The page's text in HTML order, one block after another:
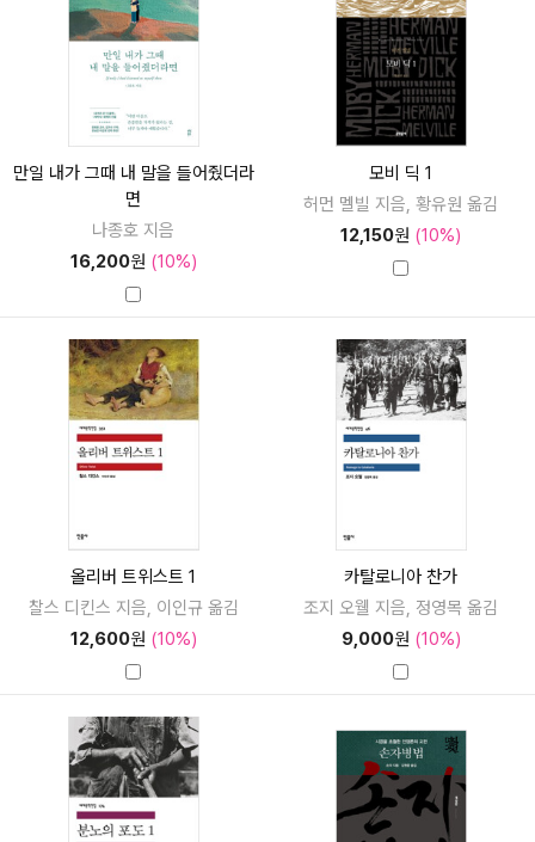
만일 내가 그때 내 말을 들어줬더라
면
나종호 지음
16,200원 (10%)
모비 딕 1
허먼 멜빌 지음, 황유원 옮김
12,150원 (10%)
올리버 트위스트 1
찰스 디킨스 지음, 이인규 옮김
12,600원 (10%)
카탈로니아 찬가
조지 오웰 지음, 정영목 옮김
9,000원 (10%)